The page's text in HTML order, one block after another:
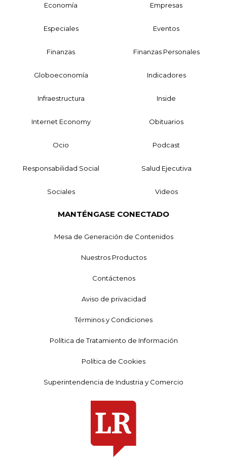
Economía Empresas
Especiales Eventos
Finanzas Finanzas Personales
Globoeconomía Indicadores
Infraestructura Inside
Internet Economy Obituarios
Ocio Podcast
Responsabilidad Social Salud Ejecutiva
Sociales Videos
MANTÉNGASE CONECTADO
Mesa de Generación de Contenidos
Nuestros Productos
Contáctenos
Aviso de privacidad
Términos y Condiciones
Política de Tratamiento de Información
Política de Cookies
Superintendencia de Industria y Comercio